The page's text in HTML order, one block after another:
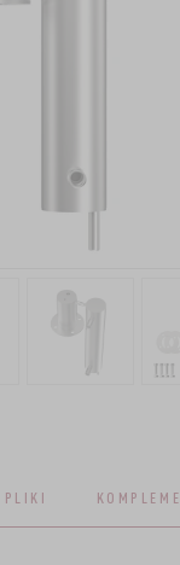
PLIKI